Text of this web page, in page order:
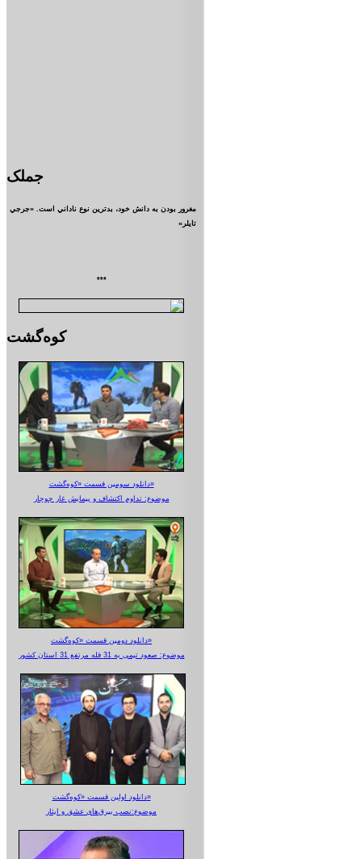
جملک
مغرور بودن به دانش خود، بدترين نوع ناداني است. «جرجي
تايلر»
***
کوه‌گشت
دانلود سومین قسمت «کوه‌گشت»
موضوع: تداوم اکتشاف و پیمایش غار جوجار
دانلود دومین قسمت «کوه‌گشت»
موضوع: صعود تیمی به 31 قله مرتفع 31 استان کشور
دانلود اولین قسمت «کوه‌گشت»
موضوع:نصب بیرق‌های عشق و ایثار